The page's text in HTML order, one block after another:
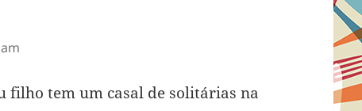
filho tem um casal de solitárias na